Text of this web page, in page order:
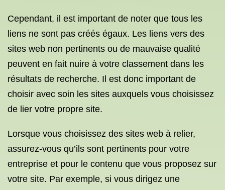
Cependant, il est important de noter que tous les
liens ne sont pas créés égaux. Les liens vers des
sites web non pertinents ou de mauvaise qualité
peuvent en fait nuire à votre classement dans les
résultats de recherche. Il est donc important de
choisir avec soin les sites auxquels vous choisissez
de lier votre propre site.
Lorsque vous choisissez des sites web à relier,
assurez-vous qu’ils sont pertinents pour votre
entreprise et pour le contenu que vous proposez sur
votre site. Par exemple, si vous dirigez une